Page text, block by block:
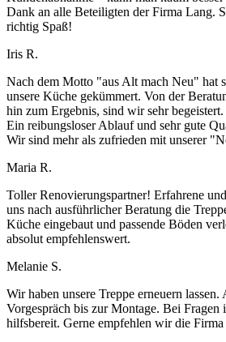
Dank an alle Beteiligten der Firma Lang.
richtig Spaß!
Iris R.
Nach dem Motto "aus Alt mach Neu" hat
unsere Küche gekümmert. Von der
hin zum Ergebnis, sind wir sehr begeistert.
Ein reibungsloser Ablauf und sehr gute
Wir sind mehr als zufrieden mit unserer
Maria R.
Toller Renovierungspartner! Erfahrene
uns nach ausführlicher Beratung die
Küche eingebaut und passende Böden
absolut empfehlenswert.
Melanie S.
Wir haben unsere Treppe erneuern
Vorgespräch bis zur Montage. Bei Fragen
hilfsbereit. Gerne empfehlen wir die